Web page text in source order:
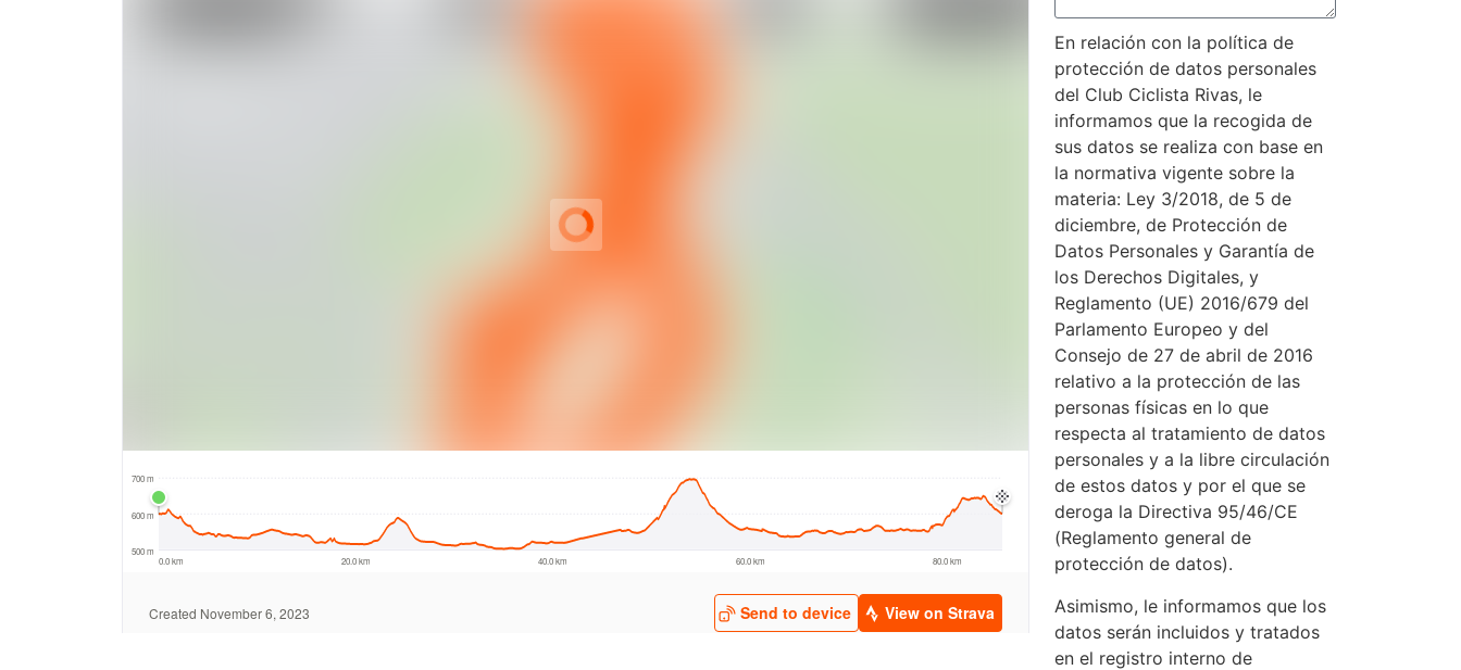
En relación con la política de
protección de datos personales
del Club Ciclista Rivas, le
informamos que la recogida de
sus datos se realiza con base en
la normativa vigente sobre la
materia: Ley 3/2018, de 5 de
diciembre, de Protección de
Datos Personales y Garantía de
los Derechos Digitales, y
Reglamento (UE) 2016/679 del
Parlamento Europeo y del
Consejo de 27 de abril de 2016
relativo a la protección de las
personas físicas en lo que
respecta al tratamiento de datos
personales y a la libre circulación
de estos datos y por el que se
deroga la Directiva 95/46/CE
(Reglamento general de
protección de datos).
Asimismo, le informamos que los
datos serán incluidos y tratados
en el registro interno de